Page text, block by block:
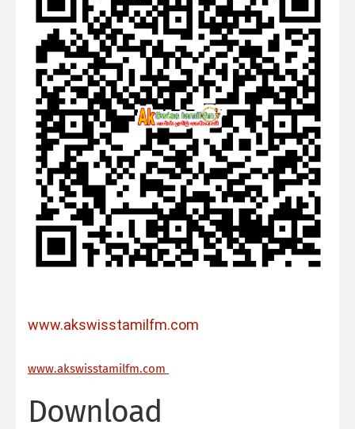
www.akswisstamilfm.com
www.akswisstamilfm.com
Download